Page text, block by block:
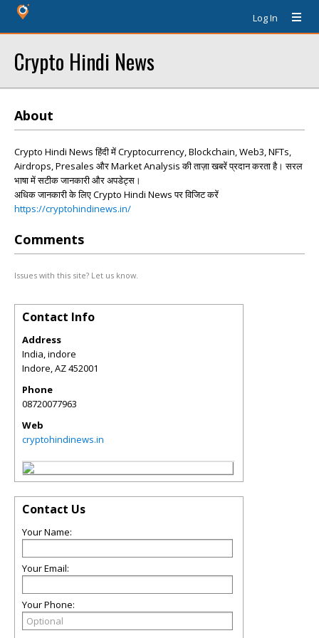
Log In
Crypto Hindi News
About
Crypto Hindi News हिंदी में Cryptocurrency, Blockchain, Web3, NFTs,
Airdrops, Presales और Market Analysis की ताज़ा खबरें प्रदान करता है। सरल
भाषा में सटीक जानकारी और अपडेट्स।
अधिक जानकारी के लिए Crypto Hindi News पर विजिट करें
https://cryptohindinews.in/
Comments
Issues with this site? Let us know.
Contact Info
Address
India, indore
Indore,AZ452001
Phone
08720077963
Web
cryptohindinews.in
Contact Us
Your Name:
Your Email:
Your Phone: